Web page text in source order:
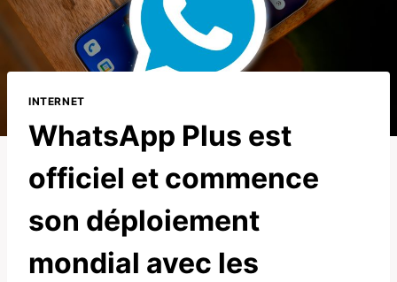
INTERNET
WhatsApp Plus est
officiel et commence
son déploiement
mondial avec les